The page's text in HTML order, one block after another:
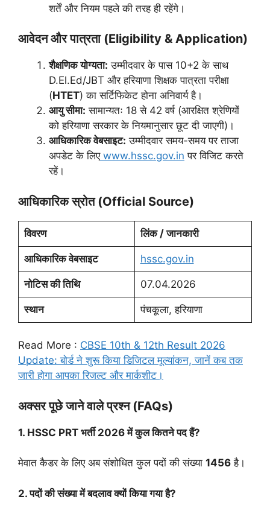
शर्तें और नियम पहले की तरह ही रहेंगे।
आवेदन और पात्रता (Eligibility & Application)
शैक्षणिक योग्यता: उम्मीदवार के पास 10+2 के साथ
D.El.Ed/JBT और हरियाणा शिक्षक पात्रता परीक्षा
(HTET) का सर्टिफिकेट होना अनिवार्य है।
आयु सीमा: सामान्यतः 18 से 42 वर्ष (आरक्षित श्रेणियों
को हरियाणा सरकार के नियमानुसार छूट दी जाएगी)।
आधिकारिक वेबसाइट: उम्मीदवार समय-समय पर ताजा
अपडेट के लिएwww.hssc.gov.in पर विजिट करते
रहें।
आधिकारिक स्रोत (Official Source)
विवरण लिंक / जानकारी
आधिकारिक वेबसाइट hssc.gov.in
नोटिस की तिथि 07.04.2026
स्थान पंचकूला, हरियाणा
Read More : CBSE 10th & 12th Result 2026
Update: बोर्ड ने शुरू किया डिजिटल मूल्यांकन, जानें कब तक
जारी होगा आपका रिजल्ट और मार्कशीट।
अक्सर पूछे जाने वाले प्रश्न (FAQs)
1. HSSC PRT भर्ती 2026 में कुल कितने पद हैं?
मेवात कैडर के लिए अब संशोधित कुल पदों की संख्या 1456 है।
2. पदों की संख्या में बदलाव क्यों किया गया है?